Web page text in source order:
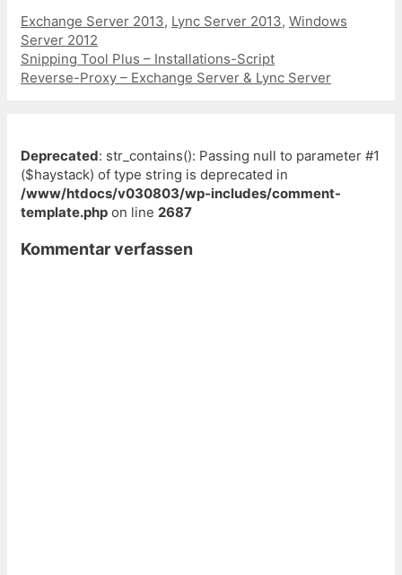
Kategorien
Exchange Server 2013, Lync Server 2013, Windows
Server 2012
Beitrags-
Navigation
Snipping Tool Plus – Installations-Script
Reverse-Proxy – Exchange Server & Lync Server
Deprecated: str_contains(): Passing null to parameter #1
($haystack) of type string is deprecated in
/www/htdocs/v030803/wp-includes/comment-
template.php on line 2687
Kommentar verfassen